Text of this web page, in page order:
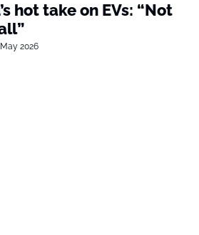
hot take on EVs: “Not
2026